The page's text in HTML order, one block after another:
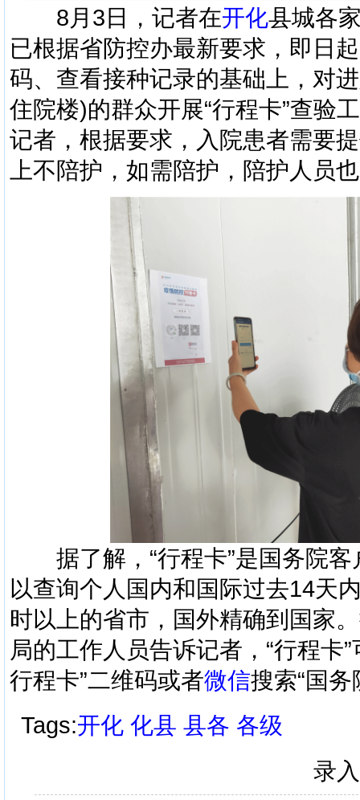
8月3日，记者在开化县城各
已根据省防控办最新要求，即日
码、查看接种记录的基础上，对
住院楼)的群众开展“行程卡”查验
记者，根据要求，入院患者需要
上不陪护，如需陪护，陪护人员
据了解，“行程卡”是国务院客
以查询个人国内和国际过去14天
时以上的省市，国外精确到国家
局的工作人员告诉记者，“行程卡
行程卡”二维码或者微信搜索“国
Tags:开化 化县 县各 各级
录